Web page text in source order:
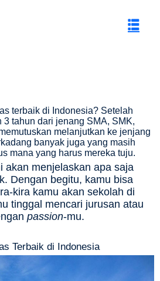
terbaik di Indonesia? Setelah
tahun dari jenang SMA, SMK,
melanjutkan ke jenjang
banyak juga yang masih
mana yang harus mereka tuju.
akan menjelaskan apa saja
Dengan begitu, kamu bisa
kira kamu akan sekolah di
tinggal mencari jurusan atau
passion-mu.
Terbaik di Indonesia